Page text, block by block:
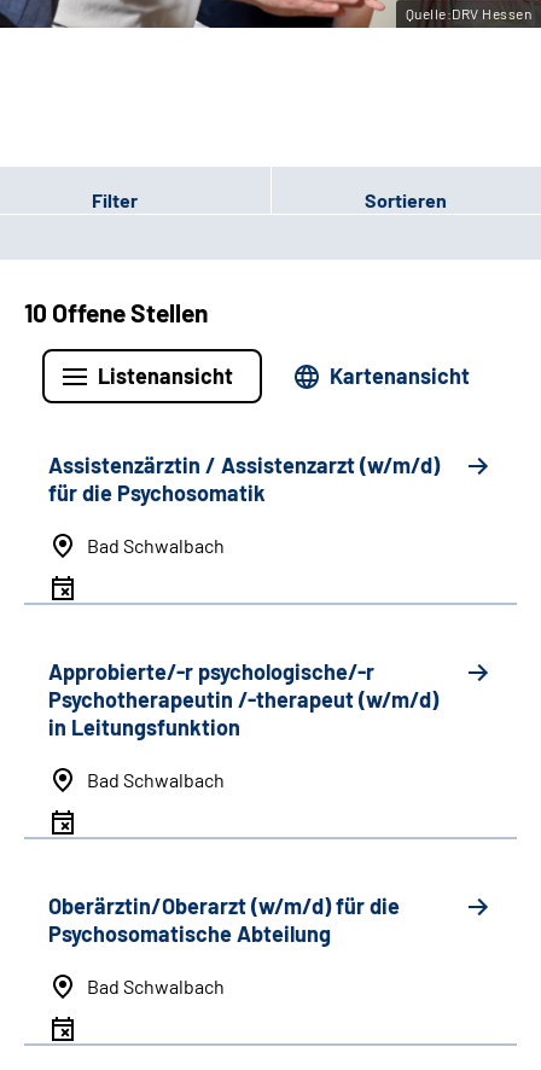
Quelle:DRV Hessen
Filter Sortieren
10 Offene Stellen
Listenansicht Kartenansicht
Assistenzärztin / Assistenzarzt (w/m/d)
für die Psychosomatik
Bad Schwalbach
Approbierte/-r psychologische/-r
Psychotherapeutin /-therapeut (w/m/d)
in Leitungsfunktion
Bad Schwalbach
Oberärztin/Oberarzt (w/m/d) für die
Psychosomatische Abteilung
Bad Schwalbach